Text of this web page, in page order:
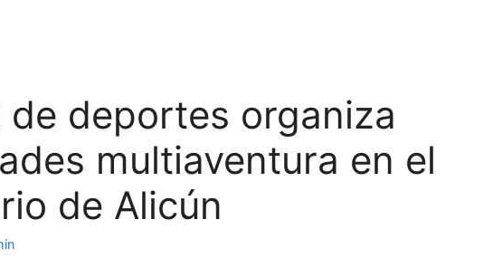
de deportes organiza
multiaventura en el
de Alicún